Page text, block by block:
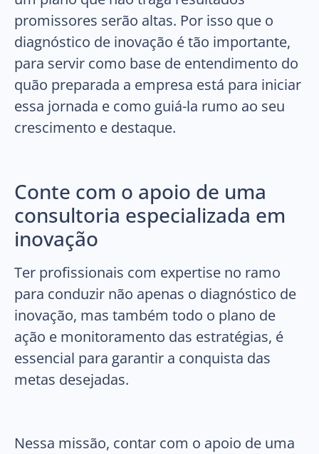
promissores serão altas. Por isso que o
diagnóstico de inovação é tão importante,
para servir como base de entendimento do
quão preparada a empresa está para iniciar
essa jornada e como guiá-la rumo ao seu
crescimento e destaque.
Conte com o apoio de uma
consultoria especializada em
inovação
Ter profissionais com expertise no ramo
para conduzir não apenas o diagnóstico de
inovação, mas também todo o plano de
ação e monitoramento das estratégias, é
essencial para garantir a conquista das
metas desejadas.
Nessa missão, contar com o apoio de uma